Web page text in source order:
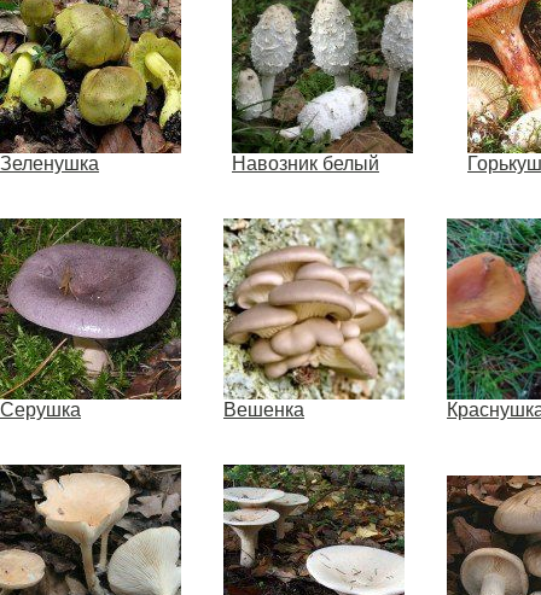
Зеленушка Навозник белый
Серушка Вешенка